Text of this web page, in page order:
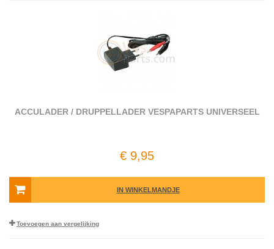
ACCULADER / DRUPPELLADER VESPAPARTS UNIVERSEEL
€ 9,95
IN WINKELMANDJE
Toevoegen aan vergelijking